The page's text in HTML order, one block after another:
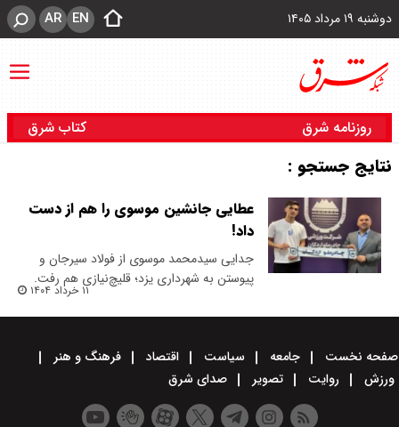
دوشنبه ۱۹ مرداد ۱۴۰۵ EN
AR
روزنامه شرق کتاب شرق
نتایج جستجو :
عطایی جانشین موسوی را هم از دست
داد!
جدایی سیدمحمد موسوی از فولاد سیرجان و
پیوستن به شهرداری یزد؛ قلیچ‌نیازی هم رفت.
۱۱ خرداد ۱۴۰۴
صفحه نخست جامعه سیاست اقتصاد
فرهنگ و هنر
ورزش
روایت تصویر صدای شرق